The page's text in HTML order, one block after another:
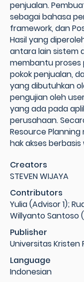
penjualan.
sebagai bahasa
framework, dan
Hasil yang
antara lain sistem
membantu proses
pokok penjualan,
yang dibutuhkan
pengujian oleh
yang ada pada
perusahaan.
Resource
hak akses
Creators
STEVEN WIJAYA
Contributors
Yulia (Advisor 1);
Willyanto Santoso
Publisher
Universitas Kristen
Language
Indonesian